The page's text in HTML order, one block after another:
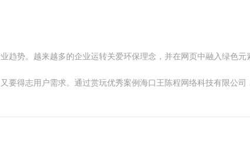
趋势。越来越多的企业运转关爱环保理念，并在网页中融入绿色元
要得志用户需求。通过赏玩优秀案例海口王陈程网络科技有限公